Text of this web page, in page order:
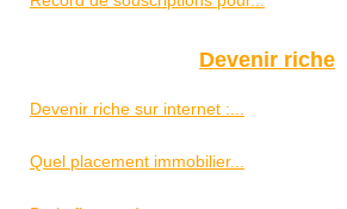
Devenir riche
Devenir riche sur internet :...
Quel placement immobilier...